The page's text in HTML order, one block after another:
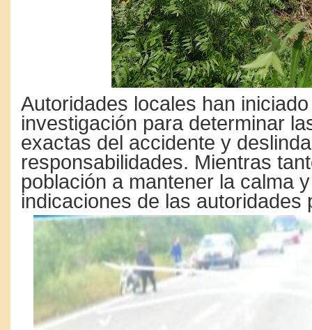
Autoridades locales han
investigación para determinar
exactas del accidente y
responsabilidades. Mientras
población a mantener la calma
indicaciones de las autoridades